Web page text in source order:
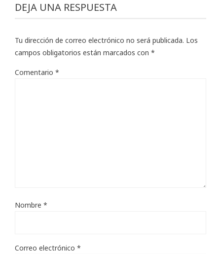
DEJA UNA RESPUESTA
Tu dirección de correo electrónico no será publicada. Los
campos obligatorios están marcados con *
Comentario *
Nombre *
Correo electrónico *